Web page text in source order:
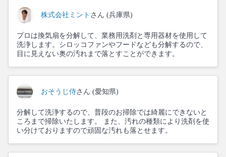
株式会社ミント さん (兵庫県)
プロは換気扇を分解して、業務用洗剤と専用器材を使用して
洗浄します。シロッコファンやフードなども分解するので、
目に見えない奥の汚れまで落とすことができます。
おそうじ侍さん (愛知県)
分解して洗浄するので、普段のお掃除では綺麗にできないと
ころまで掃除いたします。 また、汚れの種類により洗剤を使
い分けておりますので頑固な汚れも落とせます。